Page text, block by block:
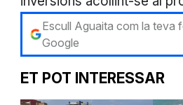
Escull Aguaita com la teva
Google
ET POT INTERESSAR